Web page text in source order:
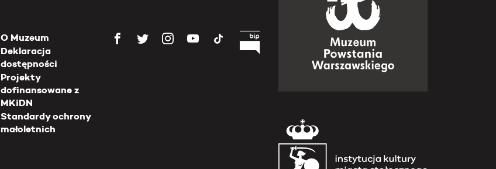
O Muzeum
Deklaracja
dostępności
Projekty
dofinansowane z
MKiDN
Standardy ochrony
małoletnich